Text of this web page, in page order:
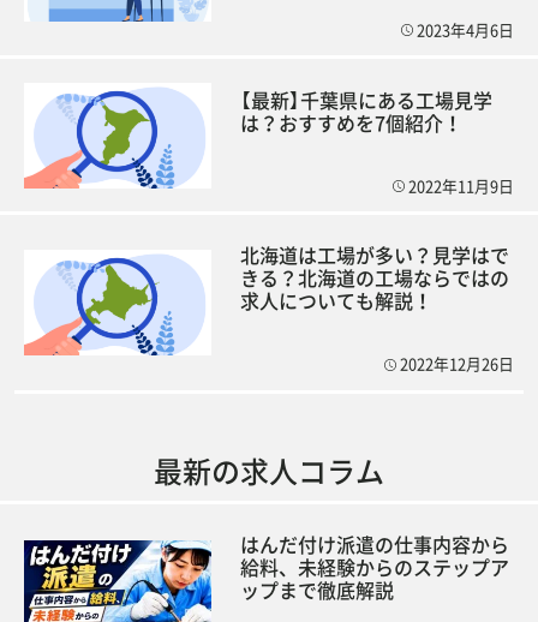
2023年4月6日
【最新】千葉県にある工場見学
は？おすすめを7個紹介！
2022年11月9日
北海道は工場が多い？見学はで
きる？北海道の工場ならではの
求人についても解説！
2022年12月26日
最新の求人コラム
はんだ付け派遣の仕事内容から
給料、未経験からのステップア
ップまで徹底解説